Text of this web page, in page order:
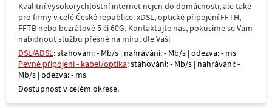
Kvalitní vysokorychlostní internet nejen do domácnosti, ale také
pro firmy v celé České republice. xDSL, optické připojení FFTH,
FFTB nebo bezrátové 5 či 60G. Kontaktujte nás, pokusíme se Vám
nabídnout službu přesně na míru, dle Vaši
DSL/ADSL: stahování: - Mb/s | nahrávání: - Mb/s | odezva: - ms
Pevné připojení - kabel/optika: stahování: - Mb/s | nahrávání: -
Mb/s | odezva: - ms
Dostupnost v celém okrese.